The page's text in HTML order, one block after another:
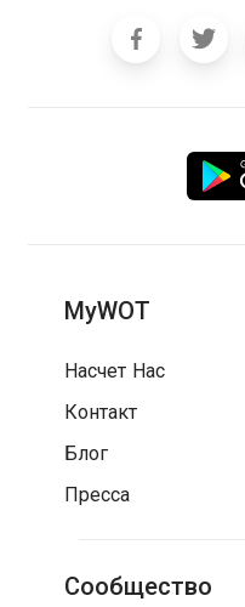
MyWOT
Насчет Нас
Контакт
Блог
Пресса
Сообщество